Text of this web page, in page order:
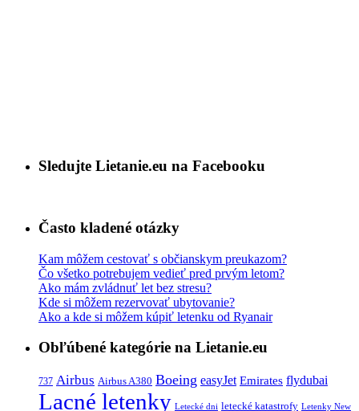
Sledujte Lietanie.eu na Facebooku
Často kladené otázky
Kam môžem cestovať s občianskym preukazom?
Čo všetko potrebujem vedieť pred prvým letom?
Ako mám zvládnuť let bez stresu?
Kde si môžem rezervovať ubytovanie?
Ako a kde si môžem kúpiť letenku od Ryanair
Obľúbené kategórie na Lietanie.eu
737 Airbus Airbus A380 Boeing easyJet Emirates flydubai
Lacné letenky Letecké dni letecké katastrofy Letenky New